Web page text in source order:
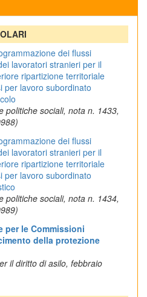
dei flussi
lavoratori stranieri per il
ripartizione territoriale
per lavoro subordinato
politiche sociali, nota n. 1433,
dei flussi
lavoratori stranieri per il
ripartizione territoriale
per lavoro subordinato
politiche sociali, nota n. 1434,
per le Commissioni
della protezione
il diritto di asilo, febbraio